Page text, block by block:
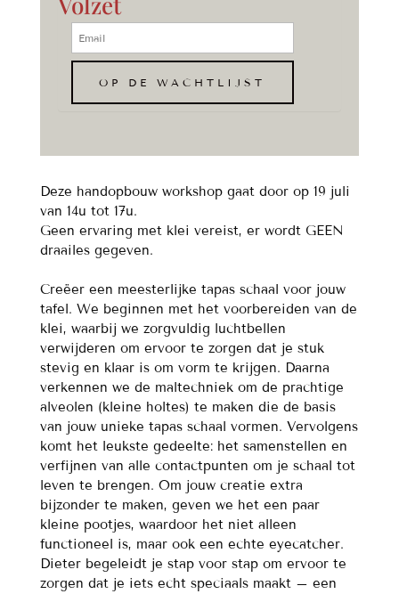
Deze handopbouw workshop gaat door op 19 juli
van 14u tot 17u.
Geen ervaring met klei vereist, er wordt GEEN
draailes gegeven.
Creëer een meesterlijke tapas schaal voor jouw
tafel. We beginnen met het voorbereiden van de
klei, waarbij we zorgvuldig luchtbellen
verwijderen om ervoor te zorgen dat je stuk
stevig en klaar is om vorm te krijgen. Daarna
verkennen we de maltechniek om de prachtige
alveolen (kleine holtes) te maken die de basis
van jouw unieke tapas schaal vormen. Vervolgens
komt het leukste gedeelte: het samenstellen en
verfijnen van alle contactpunten om je schaal tot
leven te brengen. Om jouw creatie extra
bijzonder te maken, geven we het een paar
kleine pootjes, waardoor het niet alleen
functioneel is, maar ook een echte eyecatcher.
Dieter begeleidt je stap voor stap om ervoor te
zorgen dat je iets echt speciaals maakt – een